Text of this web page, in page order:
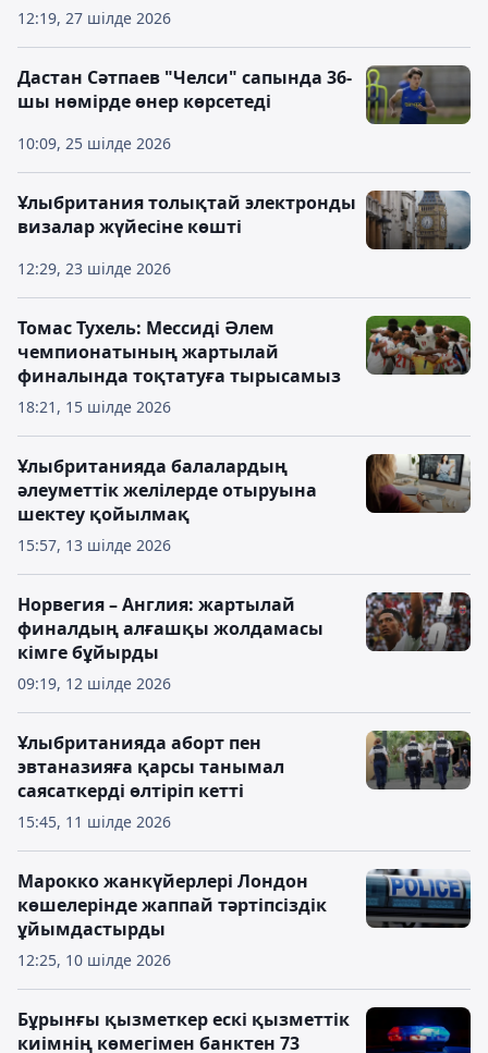
12:19, 27 шілде 2026
10:09, 25 шілде 2026
Дастан Сәтпаев "Челси" сапында 36-
шы нөмірде өнер көрсетеді
12:29, 23 шілде 2026
Ұлыбритания толықтай электронды
визалар жүйесіне көшті
18:21, 15 шілде 2026
Томас Тухель: Мессиді Әлем
чемпионатының жартылай
финалында тоқтатуға тырысамыз
15:57, 13 шілде 2026
Ұлыбританияда балалардың
әлеуметтік желілерде отыруына
шектеу қойылмақ
09:19, 12 шілде 2026
Норвегия – Англия: жартылай
финалдың алғашқы жолдамасы
кімге бұйырды
15:45, 11 шілде 2026
Ұлыбританияда аборт пен
эвтаназияға қарсы танымал
саясаткерді өлтіріп кетті
12:25, 10 шілде 2026
Марокко жанкүйерлері Лондон
көшелерінде жаппай тәртіпсіздік
ұйымдастырды
Бұрынғы қызметкер ескі қызметтік
киімнің көмегімен банктен 73